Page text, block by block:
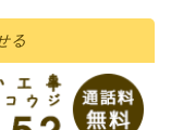
る